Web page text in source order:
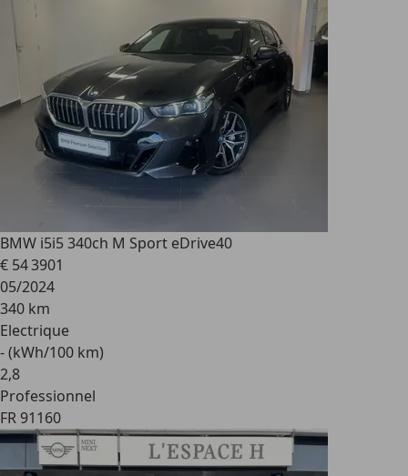
BMW i5i5 340ch M Sport eDrive40
€ 54 3901
05/2024
340 km
Electrique
- (kWh/100 km)
2,8
Professionnel
FR 91160